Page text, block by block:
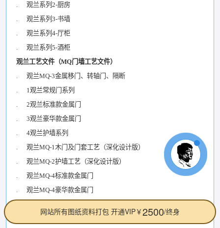
. 观兰系列2-厨房
. 观兰系列3-书墙
. 观兰系列4-厅柜
. 观兰系列5-酒柜
观兰工艺文件（MQ门墙工艺文件）
. 观兰MQ-3金属移门、转轴门、隔断
. 1观兰常规门系列
. 2观兰标准款金属门
. 3观兰豪华款金属门
. 4观兰护墙系列
. 观兰MQ-1木门及门套工艺（深化设计版）
. 观兰MQ-2护墙工艺（深化设计版）
. 观兰MQ-4标准款金属门
. 观兰MQ-4豪华款金属门